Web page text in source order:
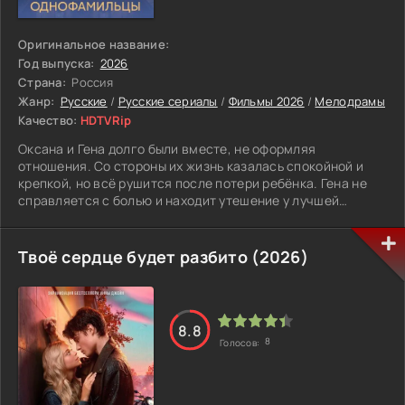
Оригинальное название:
Год выпуска: 2026
Страна: Россия
Жанр: Русские / Русские сериалы / Фильмы 2026 / Мелодрамы
Качество: HDTVRip
Оксана и Гена долго были вместе, не оформляя
отношения. Со стороны их жизнь казалась спокойной и
крепкой, но всё рушится после потери ребёнка. Гена не
справляется с болью и находит утешение у лучшей
Без поддержки, без дома, без привычной жизни. Период
оказывается тяжёлым, и ей приходится заново учиться
держаться на ногах. Со временем в её жизни появляется
Михаил. Он не давит и не требует, просто остаётся рядом
и помогает ей постепенно прийти в себя. Проходя через
всё это, Оксана меняется. Она начинает иначе смотреть
на прошлое и понимает, что держалась не за того
человека. И теперь у неё появляется шанс на новую
жизнь и настоящее чувство.
Твоё сердце будет разбито (2026)
8.8
Голосов: 8